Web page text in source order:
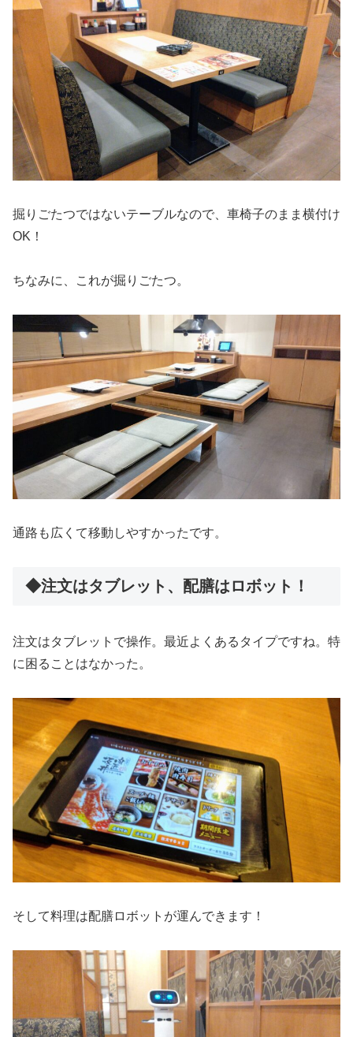
掘りごたつではないテーブルなので、車椅子のまま横付け
OK！
ちなみに、これが掘りごたつ。
通路も広くて移動しやすかったです。
◆注文はタブレット、配膳はロボット！
注文はタブレットで操作。最近よくあるタイプですね。特
に困ることはなかった。
そして料理は配膳ロボットが運んできます！